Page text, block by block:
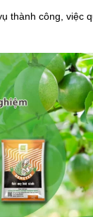
thành công, việc